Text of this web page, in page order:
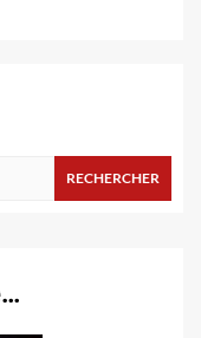
RECHERCHER